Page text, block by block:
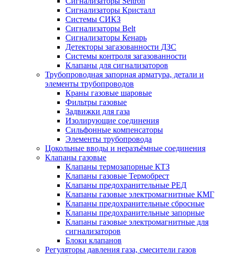
Сигнализаторы Кристалл
Системы СИКЗ
Сигнализаторы Belt
Сигнализаторы Кенарь
Детекторы загазованности ДЗС
Системы контроля загазованности
Клапаны для сигнализаторов
Трубопроводная запорная арматура, детали и
элементы трубопроводов
Краны газовые шаровые
Фильтры газовые
Задвижки для газа
Изолирующие соединения
Сильфонные компенсаторы
Элементы трубопровода
Цокольные вводы и неразъёмные соединения
Клапаны газовые
Клапаны термозапорные КТЗ
Клапаны газовые Термобрест
Клапаны предохранительные РЕД
Клапаны газовые электромагнитные КМГ
Клапаны предохранительные сбросные
Клапаны предохранительные запорные
Клапаны газовые электромагнитные для
сигнализаторов
Блоки клапанов
Регуляторы давления газа, смесители газов